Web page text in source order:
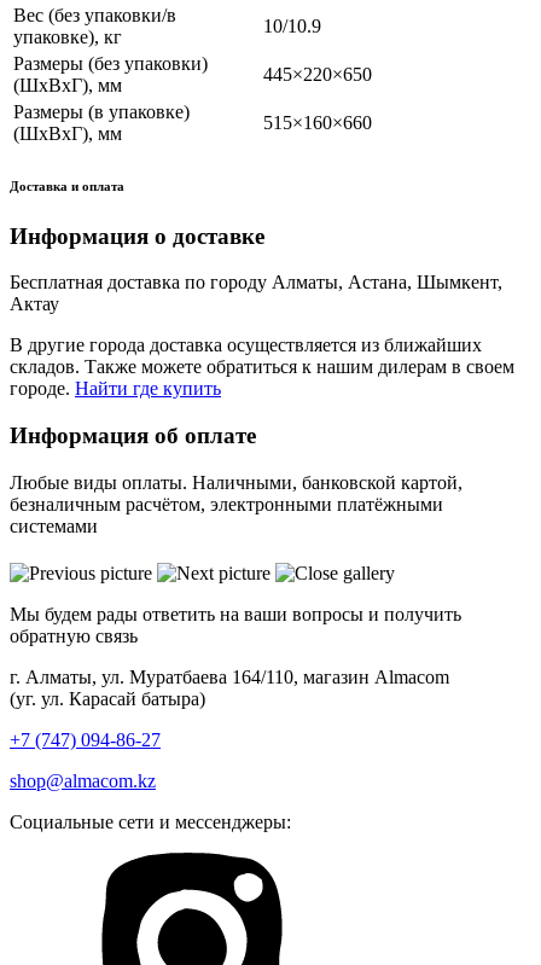
Вес (без упаковки/в
упаковке), кг
10/10.9
Размеры (без упаковки)
(ШхВхГ), мм
445×220×650
Размеры (в упаковке)
(ШхВхГ), мм
515×160×660
Доставка и оплата
Информация о доставке
Бесплатная доставка по городу Алматы, Астана, Шымкент,
Актау
В другие города доставка осуществляется из ближайших
складов. Также можете обратиться к нашим дилерам в своем
городе. Найти где купить
Информация об оплате
Любые виды оплаты. Наличными, банковской картой,
безналичным расчётом, электронными платёжными
системами
Мы будем рады ответить на ваши вопросы и получить
обратную связь
г. Алматы, ул. Муратбаева 164/110, магазин Almacom
(уг. ул. Карасай батыра)
+7 (747) 094-86-27
shop@almacom.kz
Социальные сети и мессенджеры: